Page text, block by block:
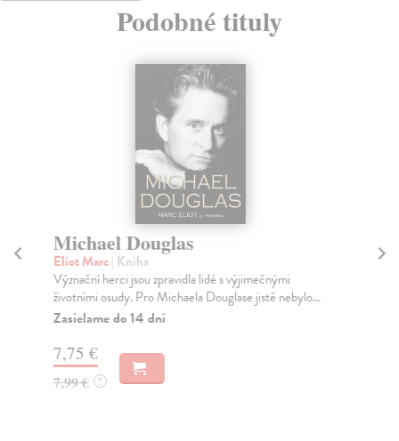
Podobné tituly
Michael Douglas
Eliot Marc| Kniha
Význační herci jsou zpravidla lidé s výjimečnými
životními osudy. Pro Michaela Douglase jistě nebylo...
Zasielame do 14 dní
7,75 €
7,99 € ?